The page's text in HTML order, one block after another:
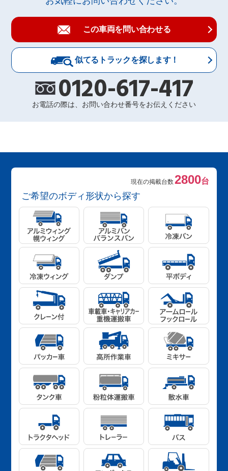
この車両を問い合わせる
似てるトラックを探します！
0120-617-417
お電話の際は、お問い合わせ番号をお伝えください
現在の掲載台数2800台
ご希望のボディ形状から探す